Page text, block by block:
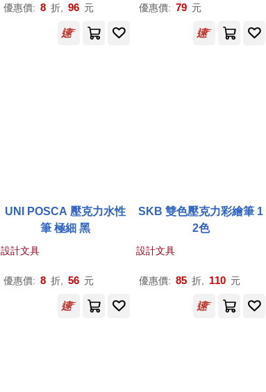
優惠價: 8 折, 96 元 優惠價: 79 元
UNI POSCA 壓克力水性
筆 極細 黑
設計文具
優惠價: 8 折, 56 元
SKB 雙色壓克力彩繪筆 1
2色
設計文具
優惠價: 85 折, 110 元